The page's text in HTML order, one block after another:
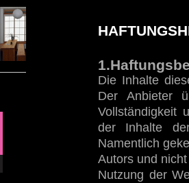
Die Inhalte
Der Anbieter
Vollständigkeit
der Inhalte
Namentlich
Autors und
Nutzung der